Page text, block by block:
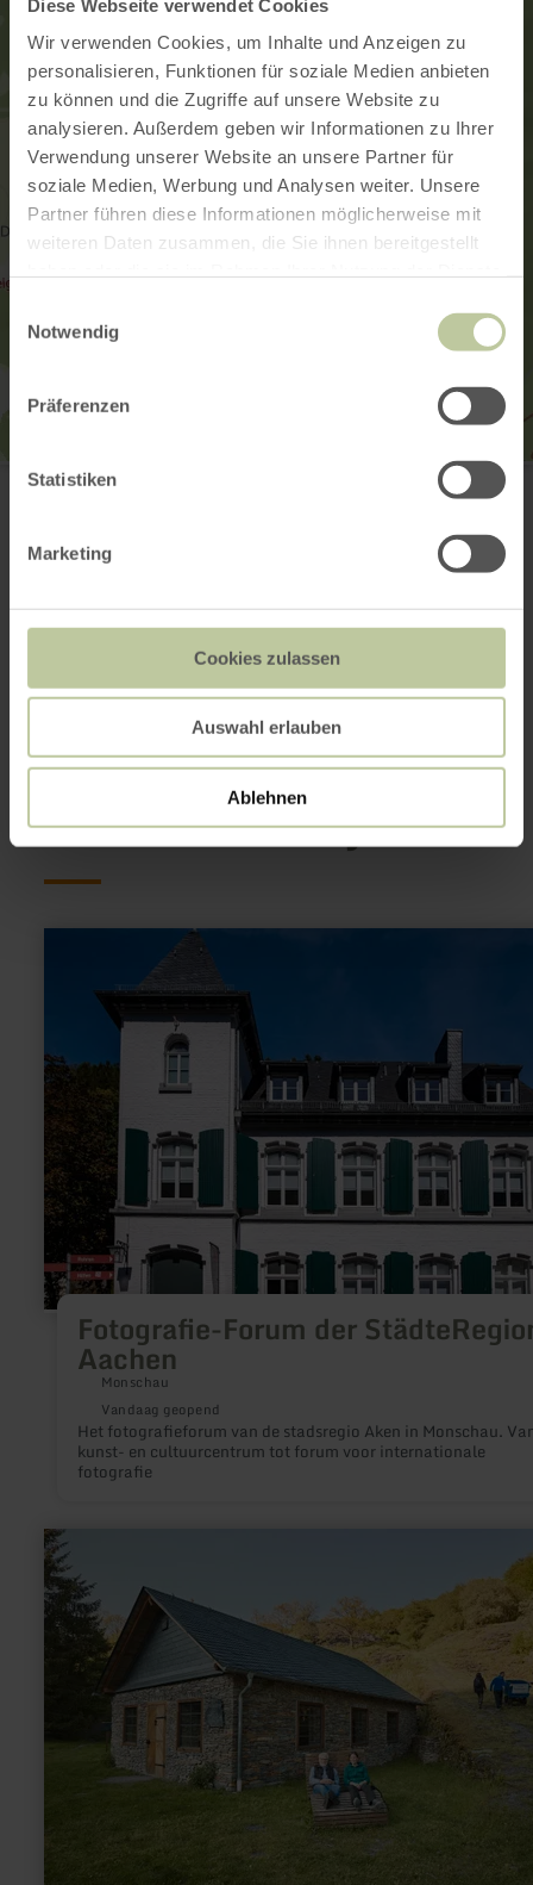
Diese Webseite verwendet Cookies
Wir verwenden Cookies, um Inhalte und Anzeigen zu
personalisieren, Funktionen für soziale Medien anbieten
zu können und die Zugriffe auf unsere Website zu
analysieren. Außerdem geben wir Informationen zu Ihrer
Verwendung unserer Website an unsere Partner für
soziale Medien, Werbung und Analysen weiter. Unsere
Partner führen diese Informationen möglicherweise mit
weiteren Daten zusammen, die Sie ihnen bereitgestellt
Notwendig
Präferenzen
Statistiken
Marketing
Cookies zulassen
Auswahl erlauben
Ablehnen
Rotkreuz Museum Vogelsang IP
Vogelsang 91
(0049) 2251 791185
Website
Op kaart weergeven
Dit kan ook
interessant zijn
Fotografie-Forum der
Aachen
Monschau
Vandaag geopend
Het fotografieforum van de stadsregio Aken in Monschau.
kunst- en cultuurcentrum tot forum voor internationale
fotografie
Fotografie-
StädteRegion
Aachen
meer
informatie
over:
geführte
Wanderung:
Himmel